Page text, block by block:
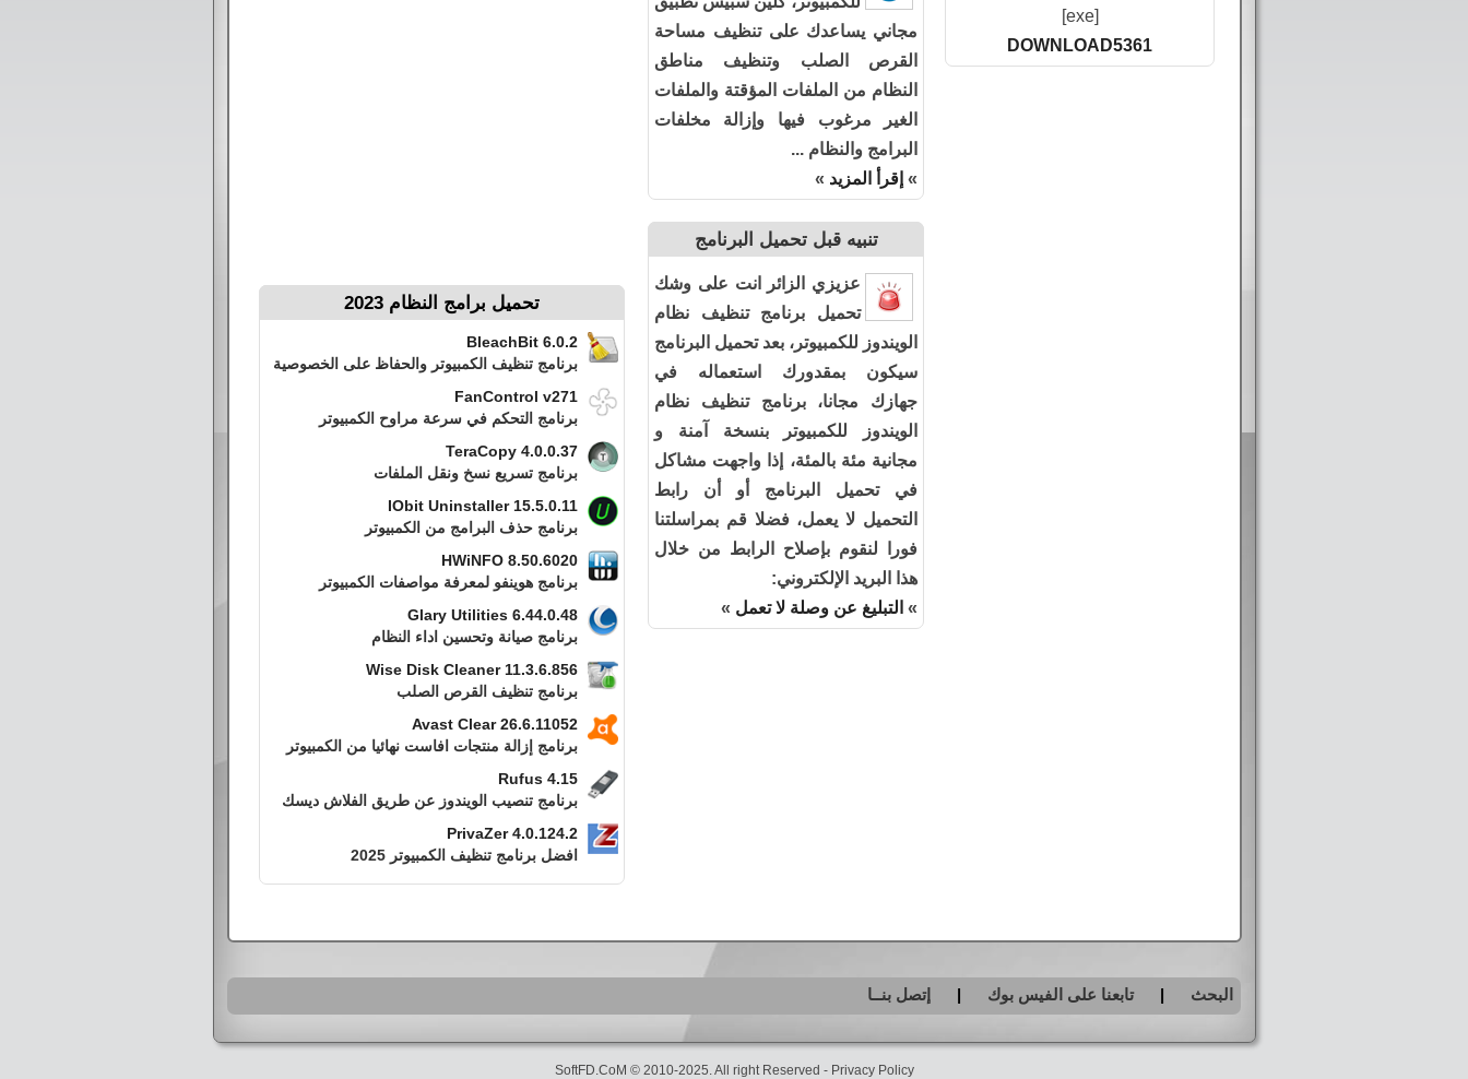
[exe]
DOWNLOAD5361
مجاني يساعدك على تنظيف مساحة
القرص الصلب وتنظيف مناطق
النظام من الملفات المؤقتة والملفات
الغير مرغوب فيها وإزالة مخلفات
البرامج والنظام ...
» إقرأ المزيد »
تنبيه قبل تحميل البرنامج
عزيزي الزائر انت على وشك
تحميل برنامج تنظيف نظام
الويندوز للكمبيوتر، بعد تحميل البرنامج
سيكون بمقدورك استعماله في
جهازك مجانا، برنامج تنظيف نظام
الويندوز للكمبيوتر بنسخة آمنة و
مجانية مئة بالمئة، إذا واجهت مشاكل
في تحميل البرنامج أو أن رابط
التحميل لا يعمل، فضلا قم بمراسلتنا
فورا لنقوم بإصلاح الرابط من خلال
هذا البريد الإلكتروني:
» التبليغ عن وصلة لا تعمل »
تحميل برامج النظام 2023
BleachBit 6.0.2
برنامج تنظيف الكمبيوتر والحفاظ على الخصوصية
FanControl v271
برنامج التحكم في سرعة مراوح الكمبيوتر
TeraCopy 4.0.0.37
برنامج تسريع نسخ ونقل الملفات
IObit Uninstaller 15.5.0.11
برنامج حذف البرامج من الكمبيوتر
HWiNFO 8.50.6020
برنامج هوينفو لمعرفة مواصفات الكمبيوتر
Glary Utilities 6.44.0.48
برنامج صيانة وتحسين اداء النظام
Wise Disk Cleaner 11.3.6.856
برنامج تنظيف القرص الصلب
Avast Clear 26.6.11052
برنامج إزالة منتجات افاست نهائيا من الكمبيوتر
Rufus 4.15
برنامج تنصيب الويندوز عن طريق الفلاش ديسك
PrivaZer 4.0.124.2
افضل برنامج تنظيف الكمبيوتر 2025
البحث |تابعنا على الفيس بوك | إتصل بنــا
SoftFD.CoM © 2010-2025. All right Reserved - Privacy Policy